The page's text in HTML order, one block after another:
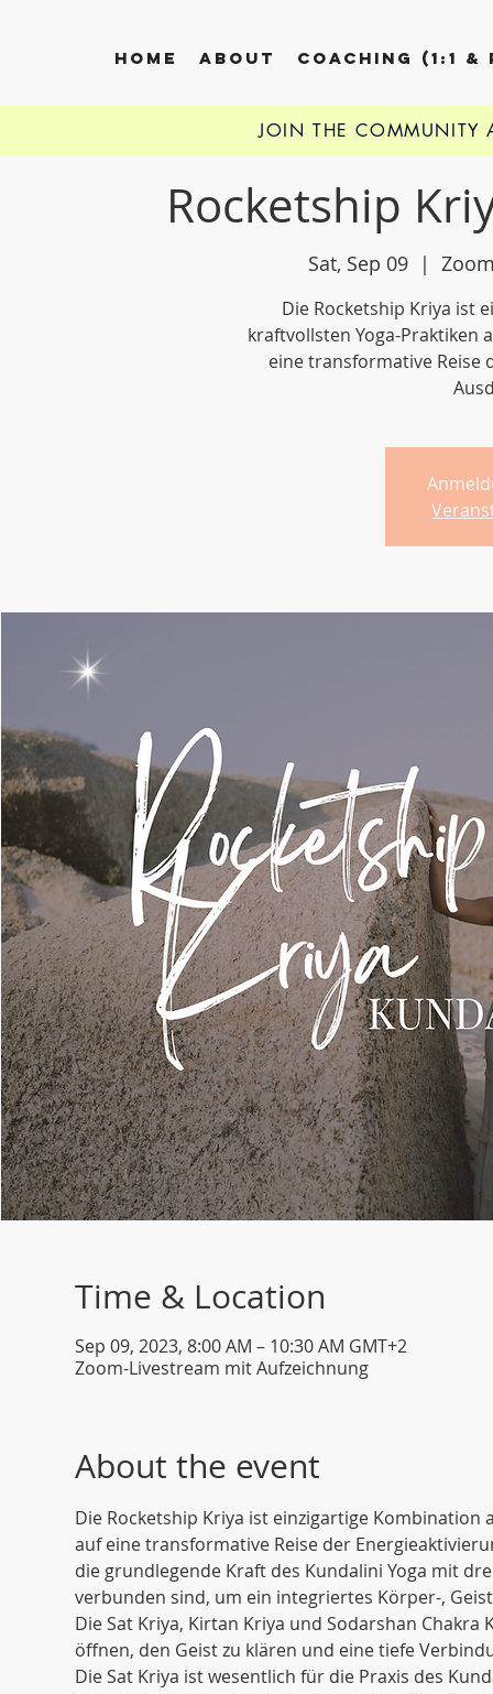
HOME ABOUT COACHING (1:1 &
Rocketship
Sat, Sep 09
  |
Die Rocketship Kriya ist
kraftvollsten Yoga-Praktiken
eine transformative Reise
Time & Location
Sep 09, 2023, 8:00 AM – 10:30 AM GMT+2
Zoom-Livestream mit Aufzeichnung
About the event
Die Rocketship Kriya ist einzigartige
auf eine transformative Reise der
die grundlegende Kraft des Kundalini Yoga mit
verbunden sind, um ein integriertes Körper-,
Die Sat Kriya, Kirtan Kriya und Sodarshan
öffnen, den Geist zu klären und eine tiefe
Die Sat Kriya ist wesentlich für die Praxis des
JOIN THE COMMUNITY